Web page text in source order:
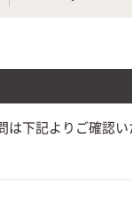
下記よりご確認